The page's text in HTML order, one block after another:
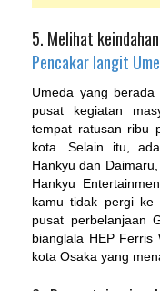
5. Melihat
Pencakar langit
Umeda yang
pusat kegiatan
tempat ratusan ribu
kota. Selain itu,
Hankyu dan
Hankyu
kamu tidak pergi ke
pusat perbelanjaan
bianglala HEP Ferris
kota Osaka yang